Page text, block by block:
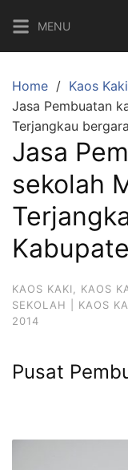
content
MENU
Home
Kaos Kaki
Jasa Pembuatan
Terjangkau
Jasa
sekolah
KAOS KAKI KAOS
SEKOLAH | KAOS
2014
Pusat